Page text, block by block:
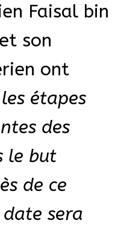
Faisal bin
son
ont
les étapes
des
le but
de ce
sera